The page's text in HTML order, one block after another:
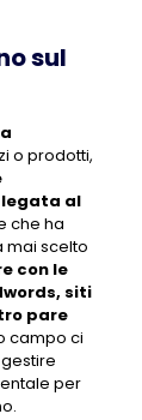
sul
o prodotti,
al
che ha
mai scelto
con le
siti
pare
campo ci
per